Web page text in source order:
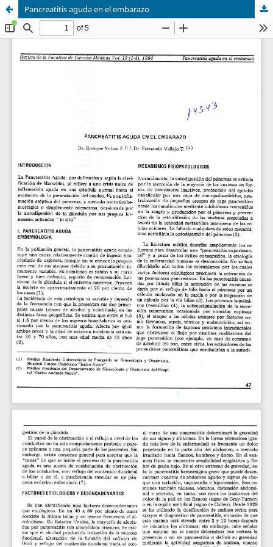
Pancreatitis aguda en el embarazo